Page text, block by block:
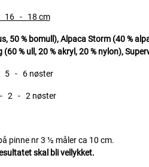
18 cm
50 % bomull), Alpaca Storm (40 %
% ull, 20 % akryl, 20 % nylon),
nøster
2 nøster
pinne nr 3 ½ måler ca 10 cm.
skal bli vellykket.